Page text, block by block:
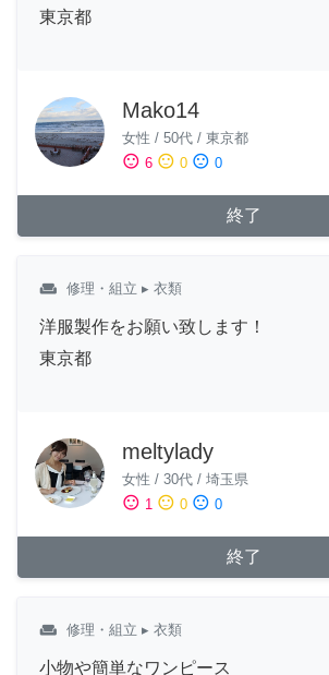
東京都
Mako14
女性 / 50代 / 東京都
sentiment_satisfied 6 sentiment_neutral 0 sentiment_dissatisfied 0
終了
weekend 修理・組立 ▸ 衣類
洋服製作をお願い致します！
東京都
meltylady
女性 / 30代 / 埼玉県
sentiment_satisfied 1 sentiment_neutral 0 sentiment_dissatisfied 0
終了
weekend 修理・組立 ▸ 衣類
小物や簡単なワンピース